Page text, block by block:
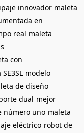
innovador maleta
en
real maleta
con
modelo
de diseño
dual mejor
número uno maleta
eléctrico robot de